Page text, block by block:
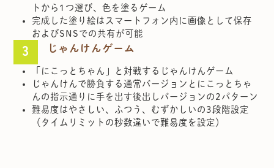
トから1つ選び、色を塗るゲーム
完成した塗り絵はスマートフォン内に画像として保存
およびSNSでの共有が可能
じゃんけんゲーム
「にこっとちゃん」と対戦するじゃんけんゲーム
じゃんけんで勝負する通常バージョンとにこっとちゃ
んの指示通りに手を出す後出しバージョンの2パターン
難易度はやさしい、ふつう、むずかしいの3段階設定
（タイムリミットの秒数違いで難易度を設定）